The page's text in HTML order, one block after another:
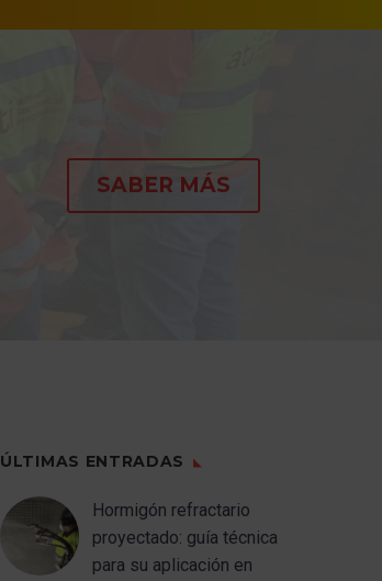
SABER MÁS
ÚLTIMAS ENTRADAS
Hormigón refractario
proyectado: guía técnica
para su aplicación en